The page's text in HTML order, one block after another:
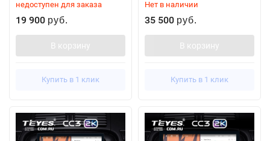
недоступен для заказа
19 900 руб.
В корзину
Купить в 1 клик
Нет в наличии
35 500 руб.
В корзину
Купить в 1 клик